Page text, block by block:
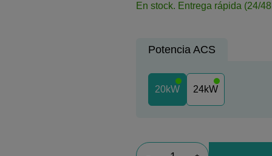
En stock. Entrega rápida (24/
Potencia ACS
20kW 24kW